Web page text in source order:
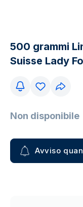
500 grammi
Suisse Lady
Non disponibile
Avviso